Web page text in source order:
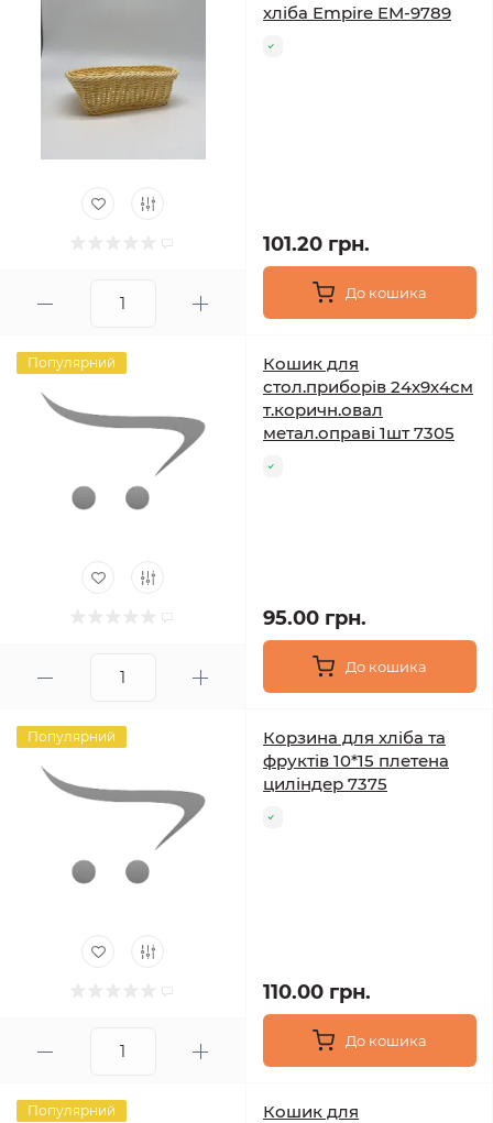
хліба Empire EM-9789
101.20 грн.
До кошика
Популярний
Кошик для
стол.приборів 24х9х4см
т.коричн.овал
метал.оправі 1шт 7305
95.00 грн.
До кошика
Популярний
Корзина для хліба та
фруктів 10*15 плетена
циліндер 7375
110.00 грн.
До кошика
Популярний
Кошик для